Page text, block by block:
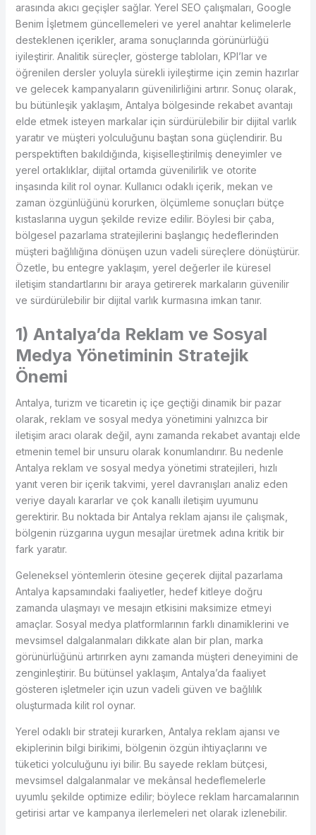
arasında akıcı geçişler sağlar. Yerel SEO çalışmaları, Google
Benim İşletmem güncellemeleri ve yerel anahtar kelimelerle
desteklenen içerikler, arama sonuçlarında görünürlüğü
iyileştirir. Analitik süreçler, gösterge tabloları, KPI’lar ve
öğrenilen dersler yoluyla sürekli iyileştirme için zemin hazırlar
ve gelecek kampanyaların güvenilirliğini artırır. Sonuç olarak,
bu bütünleşik yaklaşım, Antalya bölgesinde rekabet avantajı
elde etmek isteyen markalar için sürdürülebilir bir dijital varlık
yaratır ve müşteri yolculuğunu baştan sona güçlendirir. Bu
perspektiften bakıldığında, kişiselleştirilmiş deneyimler ve
yerel ortaklıklar, dijital ortamda güvenilirlik ve otorite
inşasında kilit rol oynar. Kullanıcı odaklı içerik, mekan ve
zaman özgünlüğünü korurken, ölçümleme sonuçları bütçe
kıstaslarına uygun şekilde revize edilir. Böylesi bir çaba,
bölgesel pazarlama stratejilerini başlangıç hedeflerinden
müşteri bağlılığına dönüşen uzun vadeli süreçlere dönüştürür.
Özetle, bu entegre yaklaşım, yerel değerler ile küresel
iletişim standartlarını bir araya getirerek markaların güvenilir
ve sürdürülebilir bir dijital varlık kurmasına imkan tanır.
1) Antalya’da Reklam ve Sosyal
Medya Yönetiminin Stratejik
Önemi
Antalya, turizm ve ticaretin iç içe geçtiği dinamik bir pazar
olarak, reklam ve sosyal medya yönetimini yalnızca bir
iletişim aracı olarak değil, aynı zamanda rekabet avantajı elde
etmenin temel bir unsuru olarak konumlandırır. Bu nedenle
Antalya reklam ve sosyal medya yönetimi stratejileri, hızlı
yanıt veren bir içerik takvimi, yerel davranışları analiz eden
veriye dayalı kararlar ve çok kanallı iletişim uyumunu
gerektirir. Bu noktada bir Antalya reklam ajansı ile çalışmak,
bölgenin rüzgarına uygun mesajlar üretmek adına kritik bir
fark yaratır.
Geleneksel yöntemlerin ötesine geçerek dijital pazarlama
Antalya kapsamındaki faaliyetler, hedef kitleye doğru
zamanda ulaşmayı ve mesajın etkisini maksimize etmeyi
amaçlar. Sosyal medya platformlarının farklı dinamiklerini ve
mevsimsel dalgalanmaları dikkate alan bir plan, marka
görünürlüğünü artırırken aynı zamanda müşteri deneyimini de
zenginleştirir. Bu bütünsel yaklaşım, Antalya’da faaliyet
gösteren işletmeler için uzun vadeli güven ve bağlılık
oluşturmada kilit rol oynar.
Yerel odaklı bir strateji kurarken, Antalya reklam ajansı ve
ekiplerinin bilgi birikimi, bölgenin özgün ihtiyaçlarını ve
tüketici yolculuğunu iyi bilir. Bu sayede reklam bütçesi,
mevsimsel dalgalanmalar ve mekânsal hedeflemelerle
uyumlu şekilde optimize edilir; böylece reklam harcamalarının
getirisi artar ve kampanya ilerlemeleri net olarak izlenebilir.